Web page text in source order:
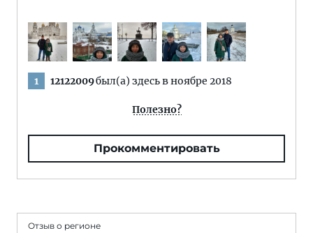
1 12122009был(а) здесь в ноябре 2018
Полезно?
Прокомментировать
Отзыв о регионе